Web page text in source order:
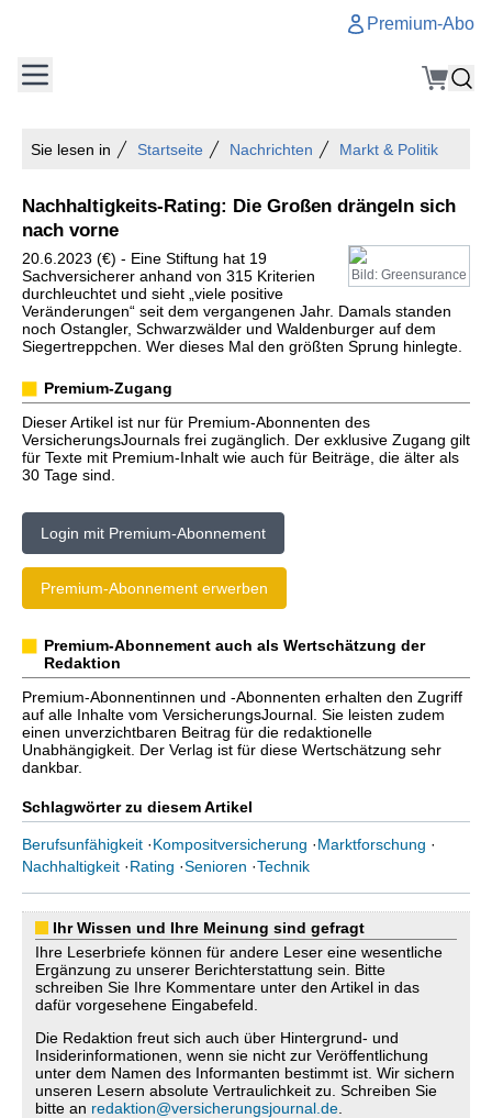
Premium-Abo
Sie lesen in Startseite Nachrichten Markt & Politik
Nachhaltigkeits-Rating: Die Großen drängeln sich
nach vorne
Bild: Greensurance
20.6.2023 (€) - Eine Stiftung hat 19
Sachversicherer anhand von 315 Kriterien
durchleuchtet und sieht „viele positive
Veränderungen“ seit dem vergangenen Jahr. Damals standen
noch Ostangler, Schwarzwälder und Waldenburger auf dem
Siegertreppchen. Wer dieses Mal den größten Sprung hinlegte.
Premium-Zugang
Dieser Artikel ist nur für Premium-Abonnenten des
VersicherungsJournals frei zugänglich. Der exklusive Zugang gilt
für Texte mit Premium-Inhalt wie auch für Beiträge, die älter als
30 Tage sind.
Login mit Premium-Abonnement
Premium-Abonnement erwerben
Premium-Abonnement auch als Wertschätzung der
Redaktion
Premium-Abonnentinnen und -Abonnenten erhalten den Zugriff
auf alle Inhalte vom VersicherungsJournal. Sie leisten zudem
einen unverzichtbaren Beitrag für die redaktionelle
Unabhängigkeit. Der Verlag ist für diese Wertschätzung sehr
dankbar.
Schlagwörter zu diesem Artikel
Berufsunfähigkeit ·Kompositversicherung ·Marktforschung ·
Nachhaltigkeit ·Rating ·Senioren ·Technik
Ihr Wissen und Ihre Meinung sind gefragt
Ihre Leserbriefe können für andere Leser eine wesentliche
Ergänzung zu unserer Berichterstattung sein. Bitte
schreiben Sie Ihre Kommentare unter den Artikel in das
dafür vorgesehene Eingabefeld.
Die Redaktion freut sich auch über Hintergrund- und
Insiderinformationen, wenn sie nicht zur Veröffentlichung
unter dem Namen des Informanten bestimmt ist. Wir sichern
unseren Lesern absolute Vertraulichkeit zu. Schreiben Sie
bitte an redaktion@versicherungsjournal.de